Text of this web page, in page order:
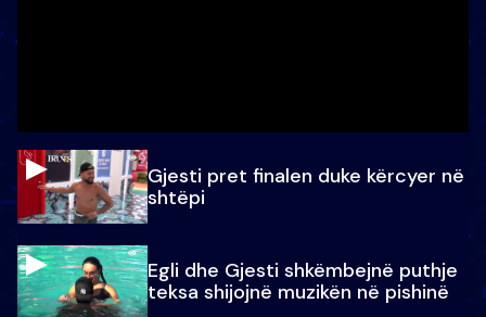
Gjesti pret finalen duke kërcyer në
shtëpi
Egli dhe Gjesti shkëmbejnë puthje
teksa shijojnë muzikën në pishinë